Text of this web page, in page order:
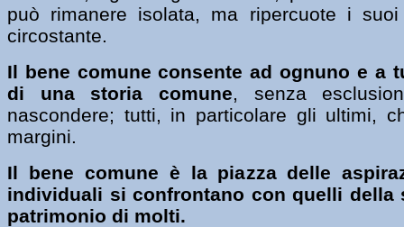
può rimanere isolata, ma ripercuote i suoi
circostante.
Il bene comune consente ad ognuno e a
di una storia comune, senza
nascondere; tutti, in particolare gli ultimi,
margini.
Il bene comune è la piazza delle
individuali si confrontano con quelli della
patrimonio di molti.